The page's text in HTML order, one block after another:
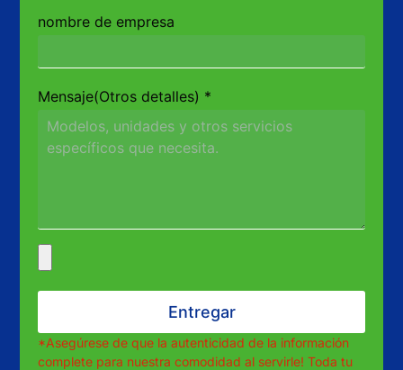
nombre de empresa
Mensaje(Otros detalles) *
Entregar
*Asegúrese de que la autenticidad de la información
complete para nuestra comodidad al servirle! Toda tu